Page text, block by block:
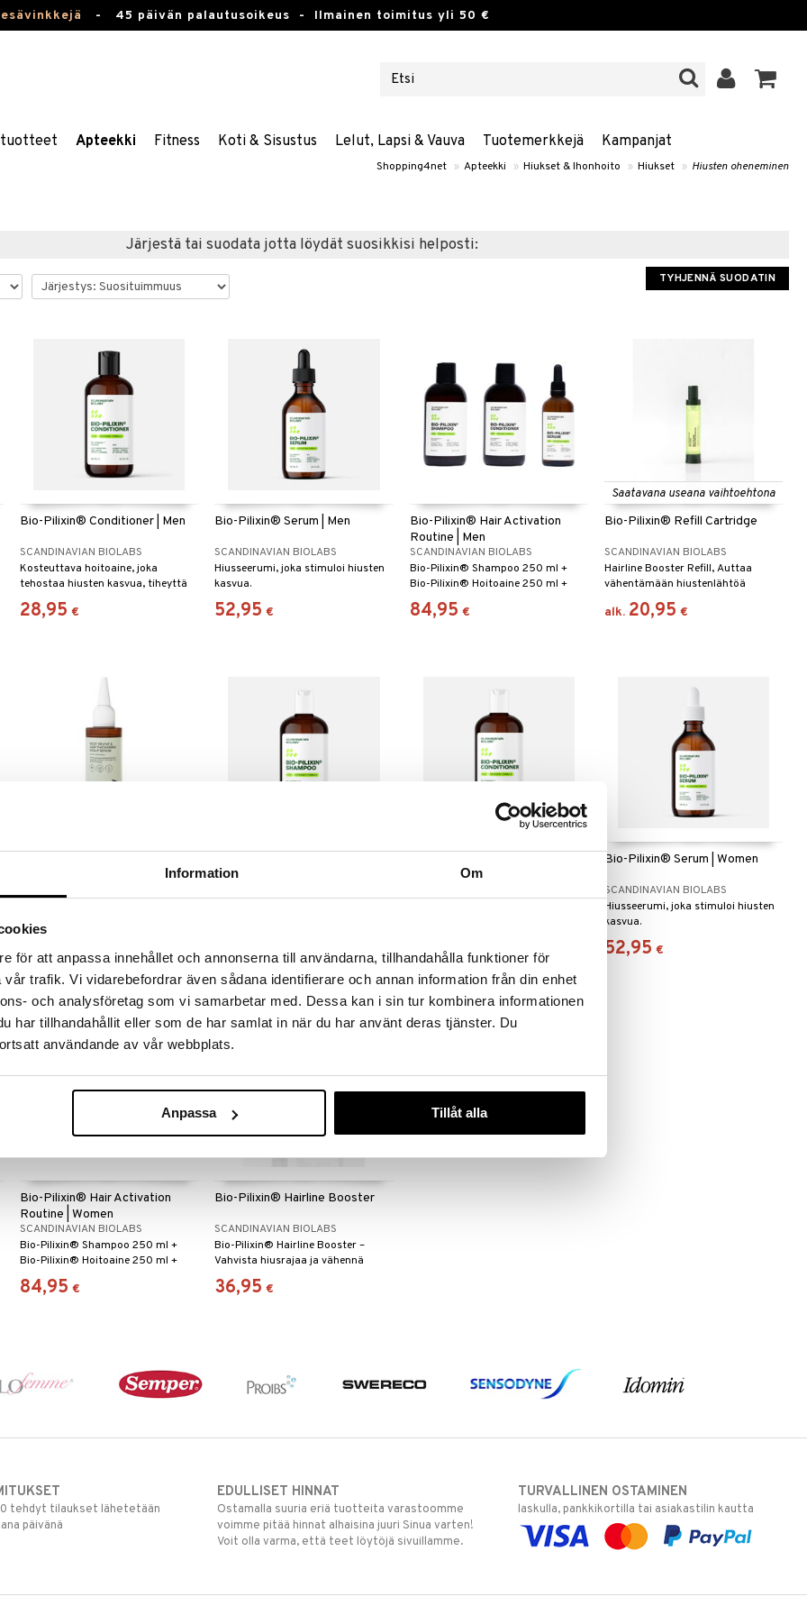
Information Om
för att anpassa innehållet och annonserna till användarna, tillhandahålla funktioner för
trafik. Vi vidarebefordrar även sådana identifierare och annan information från din enhet
och analysföretag som vi samarbetar med. Dessa kan i sin tur kombinera informationen
har tillhandahållit eller som de har samlat in när du har använt deras tjänster. Du
användande av vår webbplats.
Anpassa Tillåt alla
- 45 päivän palautusoikeus - Ilmainen toimitus yli 50 €
Apteekki Fitness Koti & Sisustus Lelut, Lapsi & Vauva Tuotemerkkejä Kampanjat
Shopping4net » Apteekki » Hiukset & Ihonhoito » Hiukset » Hiusten oheneminen
Järjestä tai suodata jotta löydät suosikkisi helposti:
TYHJENNÄ SUODATIN
Bio-Pilixin® Conditioner | Men
SCANDINAVIAN BIOLABS
Kosteuttava hoitoaine, joka
tehostaa hiusten kasvua, tiheyttä
ja laatua.
28,95 €
Bio-Pilixin® Serum | Men
SCANDINAVIAN BIOLABS
Hiusseerumi, joka stimuloi hiusten
kasvua.
52,95 €
Bio-Pilixin® Hair Activation
Routine | Men
SCANDINAVIAN BIOLABS
Bio-Pilixin® Shampoo 250 ml +
Bio-Pilixin® Hoitoaine 250 ml +
Bio-Pilixin® Seerumi 100 ml
84,95 €
Saatavana useana vaihtoehtona
Bio-Pilixin® Refill Cartridge
SCANDINAVIAN BIOLABS
Hairline Booster Refill, Auttaa
vähentämään hiustenlähtöä
alk. 20,95 €
täyteläisemmille ja terveemmille
hiuksille sekä vähentämään
hiustenlähtöä.
18,95 21,95 28,95 €
Bio-Pilixin® Serum | Women
SCANDINAVIAN BIOLABS
Hiusseerumi, joka stimuloi hiusten
kasvua.
52,95 €
Bio-Pilixin® Hair Activation
Routine | Women
SCANDINAVIAN BIOLABS
Bio-Pilixin® Shampoo 250 ml +
Bio-Pilixin® Hoitoaine 250 ml +
Bio-Pilixin® Seerumi 100 ml
84,95 €
Bio-Pilixin® Hairline Booster
SCANDINAVIAN BIOLABS
Bio-Pilixin® Hairline Booster –
Vahvista hiusrajaa ja vähennä
hiustenlähtöä Scandinavian
Biolabsin edistynyt leave-on-
36,95 €
tehdyt tilaukset lähetetään
päivänä
EDULLISET HINNAT
Ostamalla suuria eriä tuotteita varastoomme
voimme pitää hinnat alhaisina juuri Sinua varten!
Voit olla varma, että teet löytöjä sivuillamme.
TURVALLINEN OSTAMINEN
laskulla, pankkikortilla tai asiakastilin kautta